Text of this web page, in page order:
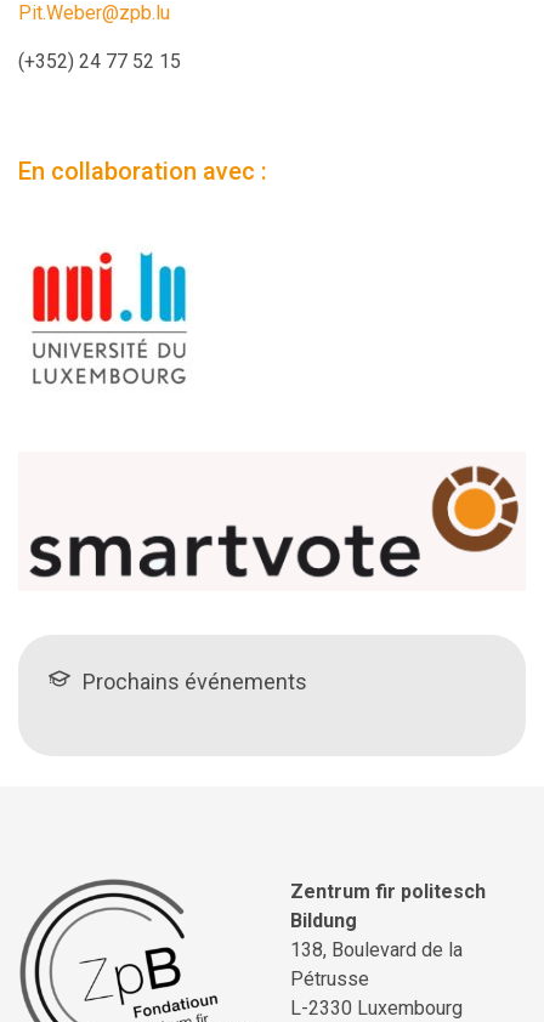
Pit.Weber@zpb.lu
(+352) 24 77 52 15
En collaboration avec :
Prochains événements
Zentrum fir politesch
Bildung
138, Boulevard de la
Pétrusse
L-2330 Luxembourg